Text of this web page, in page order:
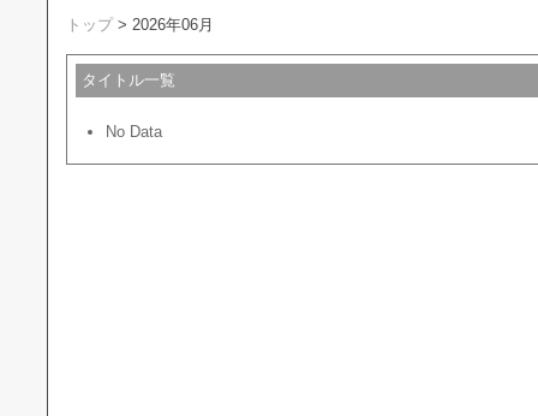
トップ> 2026年06月
タイトル一覧
No Data